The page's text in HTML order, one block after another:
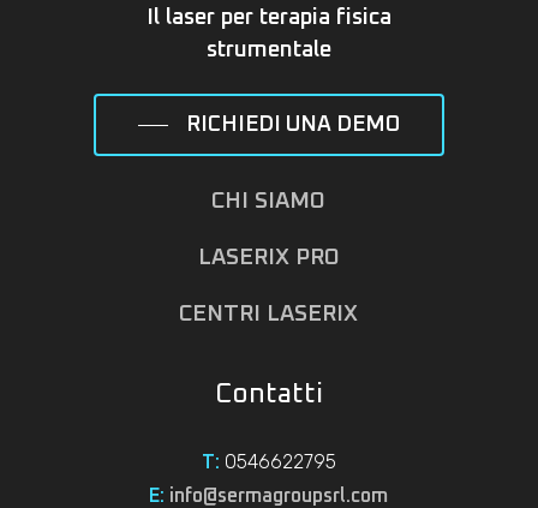
Il laser per terapia fisica
strumentale
RICHIEDI UNA DEMO
CHI SIAMO
LASERIX PRO
CENTRI LASERIX
Contatti
T: 0546622795
E: info@sermagroupsrl.com